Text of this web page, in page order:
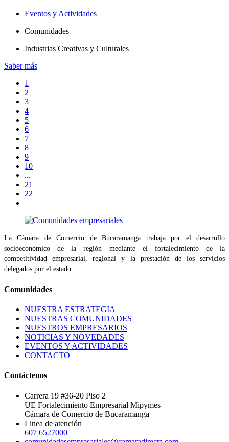
Eventos y Actividades
Comunidades
Industrias Creativas y Culturales
Saber más
1
2
3
4
5
6
7
8
9
10
...
21
22
La Cámara de Comercio de Bucaramanga trabaja por el desarrollo
socioeconómico de la región mediante el fortalecimiento de la
competitividad empresarial, regional y la prestación de los servicios
delegados por el estado.
Comunidades
NUESTRA ESTRATEGIA
NUESTRAS COMUNIDADES
NUESTROS EMPRESARIOS
NOTICIAS Y NOVEDADES
EVENTOS Y ACTIVIDADES
CONTACTO
Contáctenos
Carrera 19 #36-20 Piso 2
UE Fortalecimiento Empresarial Mipymes
Cámara de Comercio de Bucaramanga
Linea de atención
607 6527000